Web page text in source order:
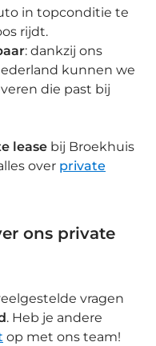
in topconditie te
rijdt.
: dankzij ons
kunnen we
die past bij
lease bij Broekhuis
over private
ons private
vragen
. Heb je andere
op met ons team!